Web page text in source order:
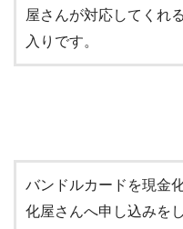
屋さんが対応してくれ
入りです。
バンドルカードを現金
化屋さんへ申し込みを